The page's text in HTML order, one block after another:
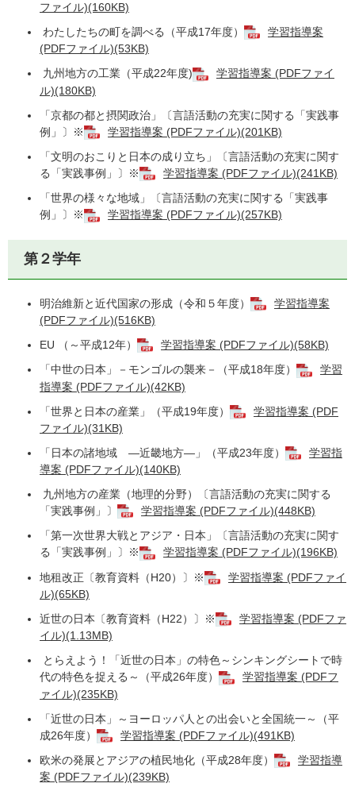
ファイル)(160KB)
わたしたちの町を調べる（平成17年度）
学習指導案
(PDFファイル)(53KB)
九州地方の工業（平成22年度)
学習指導案 (PDFファイ
ル)(180KB)
「京都の都と摂関政治」〔言語活動の充実に関する「実践事
例」〕※
学習指導案 (PDFファイル)(201KB)
「文明のおこりと日本の成り立ち」〔言語活動の充実に関す
る「実践事例」〕※
学習指導案 (PDFファイル)(241KB)
「世界の様々な地域」〔言語活動の充実に関する「実践事
例」〕※
学習指導案 (PDFファイル)(257KB)
第２学年
明治維新と近代国家の形成（令和５年度）
学習指導案
(PDFファイル)(516KB)
EU （～平成12年）
学習指導案 (PDFファイル)(58KB)
「中世の日本」－モンゴルの襲来－（平成18年度）
学習
指導案 (PDFファイル)(42KB)
「世界と日本の産業」（平成19年度）
学習指導案 (PDF
ファイル)(31KB)
「日本の諸地域 ―近畿地方―」（平成23年度）
学習指
導案 (PDFファイル)(140KB)
九州地方の産業（地理的分野）〔言語活動の充実に関する
「実践事例」〕
学習指導案 (PDFファイル)(448KB)
「第一次世界大戦とアジア・日本」〔言語活動の充実に関す
る「実践事例」〕※
学習指導案 (PDFファイル)(196KB)
地租改正〔教育資料（H20）〕※
学習指導案 (PDFファイ
ル)(65KB)
近世の日本〔教育資料（H22）〕※
学習指導案 (PDFファ
イル)(1.13MB)
とらえよう！「近世の日本」の特色～シンキングシートで時
代の特色を捉える～（平成26年度）
学習指導案 (PDFフ
ァイル)(235KB)
「近世の日本」～ヨーロッパ人との出会いと全国統一～（平
成26年度）
学習指導案 (PDFファイル)(491KB)
欧米の発展とアジアの植民地化（平成28年度）
学習指導
案 (PDFファイル)(239KB)